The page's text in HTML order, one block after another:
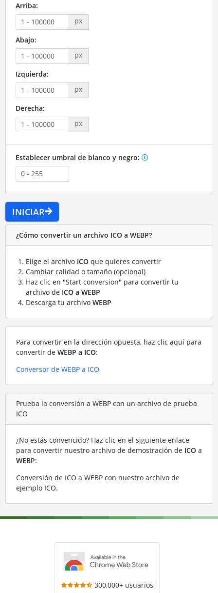
Arriba:
px
Abajo:
px
Izquierda:
px
Derecha:
px
Establecer umbral de blanco y negro:
INICIAR
¿Cómo convertir un archivo ICO a WEBP?
Elige el archivo ICOque quieres convertir
Cambiar calidad o tamaño (opcional)
Haz clic en "Start conversion" para convertir tu
archivo de ICO a WEBP
Descarga tu archivo WEBP
Para convertir en la dirección opuesta, haz clic aquí para
convertir de WEBP a ICO:
Conversor de WEBP a ICO
Prueba la conversión a WEBP con un archivo de prueba
ICO
¿No estás convencido? Haz clic en el siguiente enlace
para convertir nuestro archivo de demostración de ICOa
WEBP:
Conversión de ICO a WEBP con nuestro archivo de
ejemplo ICO.
300,000+ usuarios